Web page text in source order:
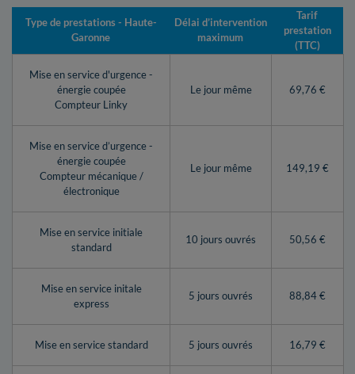
Type de prestations - Haute-
Garonne
Délai d’intervention
maximum
Tarif
prestation
(TTC)
Mise en service d'urgence -
énergie coupée
Compteur Linky
Le jour même 69,76 €
Mise en service d’urgence -
énergie coupée
Compteur mécanique /
électronique
Le jour même 149,19 €
Mise en service initiale
standard
10 jours ouvrés 50,56 €
Mise en service initale
express
5 jours ouvrés 88,84 €
Mise en service standard 5 jours ouvrés 16,79 €